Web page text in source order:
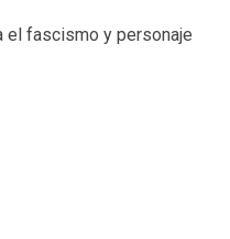
el fascismo y personaje